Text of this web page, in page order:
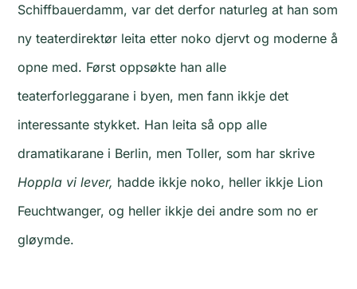
Schiffbauerdamm, var det derfor naturleg at han som
ny teaterdirektør leita etter noko djervt og moderne å
opne med. Først oppsøkte han alle
teaterforleggarane i byen, men fann ikkje det
interessante stykket. Han leita så opp alle
dramatikarane i Berlin, men Toller, som har skrive
Hoppla vi lever, hadde ikkje noko, heller ikkje Lion
Feuchtwanger, og heller ikkje dei andre som no er
gløymde.